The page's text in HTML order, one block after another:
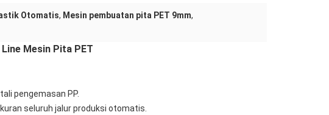
Otomatis, Mesin pembuatan pita PET 9mm,
Mesin Pita PET
pengemasan PP.
seluruh jalur produksi otomatis.